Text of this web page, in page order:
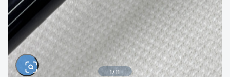
イシグロ岡崎若松店
イシグロ焼津店
イシグロ掛川店
イシグロ沼津店
1/11